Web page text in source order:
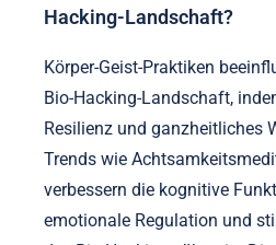
Wohlbefinden betonen. Diese
durch Techniken wie
erkunden. Das wachsende
Königreichs an der
Gesundheit fördert die
und verbessert deren
Infolgedessen werden